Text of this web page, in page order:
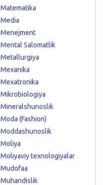
Matematika
Media
Menejment
Mental Salomatlik
Metallurgiya
Mexanika
Mexatronika
Mikrobiologiya
Mineralshunoslik
Moda (Fashion)
Moddashunoslik
Moliya
Moliyaviy texnologiyalar
Mudofaa
Muhandislik